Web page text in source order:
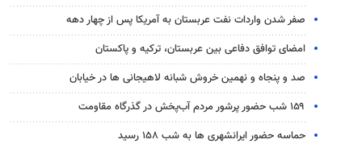
صفر شدن واردات نفت عربستان به آمریکا پس از چهار دهه
امضای توافق دفاعی بین عربستان، ترکیه و پاکستان
صد و پنجاه و نهمین خروش شبانه لاهیجانی ها در خیابان
۱۵۹ شب حضور پرشور مردم آب‌پخش در گذرگاه مقاومت
حماسه حضور ایرانشهری ها به شب ۱۵۸ رسید